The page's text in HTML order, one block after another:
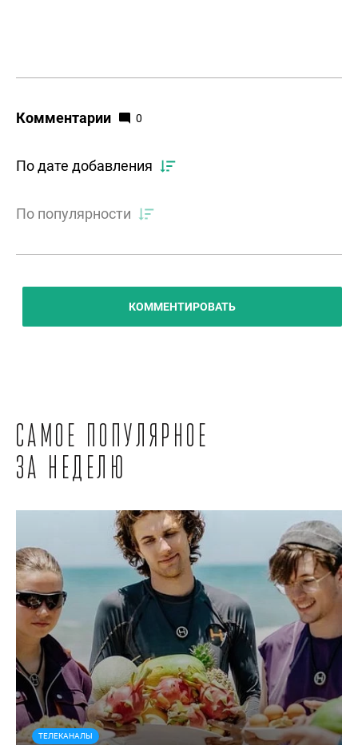
Комментарии 0
По дате добавления
По популярности
КОММЕНТИРОВАТЬ
Самое популярное
за неделю
ТЕЛЕКАНАЛЫ